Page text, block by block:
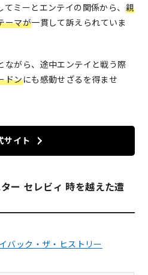
ミーとエンテイの関係から、 親
ーマが一貫して訴えられていま
ながら、途中エンテイと戦う際
ドンにも感動せざるを得ませ
サイト
ー セレビィ 時を越えた遭
バック・ザ・ヒストリー